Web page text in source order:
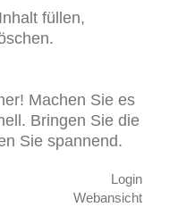
füllen,
Machen Sie es
Bringen Sie die
Sie spannend.
Login
Webansicht